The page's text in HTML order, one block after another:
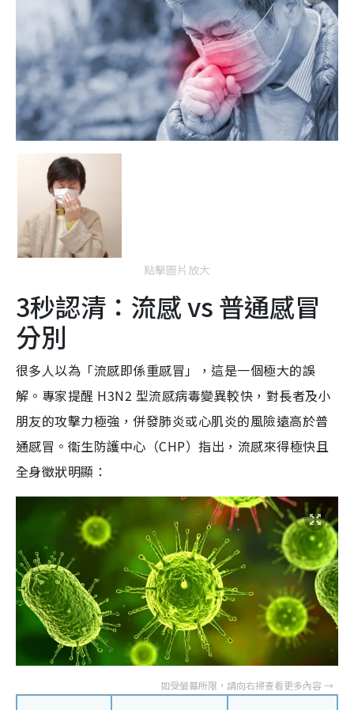
點擊圖片放大
3秒認清：流感 vs 普通感冒
分別
很多人以為「流感即係重感冒」，這是一個極大的誤
解。專家提醒 H3N2 型流感病毒變異較快，對長者及小
朋友的攻擊力極強，併發肺炎或心肌炎的風險遠高於普
通感冒。衞生防護中心（CHP）指出，流感來得極快且
全身徵狀明顯：